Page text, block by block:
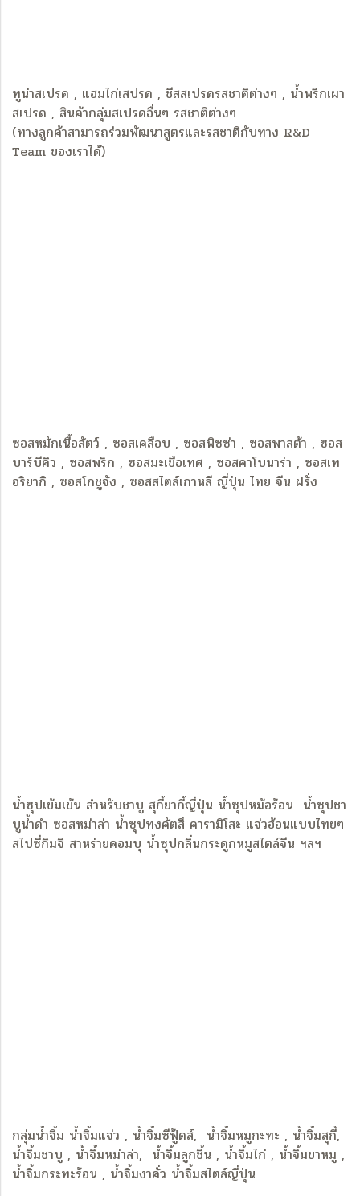
ทูน่าสเปรด , แฮมไก่เสปรด , ชีสสเปรดรสชาติต่างๆ , น้ำพริกเผา
สเปรด , สินค้ากลุ่มสเปรดอื่นๆ รสชาติต่างๆ
(ทางลูกค้าสามารถร่วมพัฒนาสูตรและรสชาติกับทาง R&D
Team ของเราได้)
ซอสหมักเนื้อสัตว์ , ซอสเคลือบ , ซอสพิซซ่า , ซอสพาสต้า , ซอส
บาร์บีคิว , ซอสพริก , ซอสมะเขือเทศ , ซอสคาโบนาร่า , ซอสเท
อริยากิ , ซอสโกชูจัง , ซอสสไตล์เกาหลี ญี่ปุ่น ไทย จีน ฝรั่ง
น้ำซุปเข้มเข้น สำหรับชาบู สุกี้ยากี้ญี่ปุ่น น้ำซุปหม้อร้อน น้ำซุปชา
บูน้ำดำ ซอสหม่าล่า น้ำซุปทงคัตสึ คารามิโสะ แจ่วฮ้อนแบบไทยๆ
สไปซี่กิมจิ สาหร่ายคอมบุ น้ำซุปกลิ่นกระดูกหมูสไตล์จีน ฯลฯ
กลุ่มน้ำจิ้ม น้ำจิ้มแจ่ว , น้ำจิ้มซีฟู้ดส์, น้ำจิ้มหมูกะทะ , น้ำจิ้มสุกี้,
น้ำจิ้มชาบู , น้ำจิ้มหม่าล่า, น้ำจิ้มลูกชิ้น , น้ำจิ้มไก่ , น้ำจิ้มขาหมู ,
น้ำจิ้มกระทะร้อน , น้ำจิ้มงาคั่ว น้ำจิ้มสไตล์ญี่ปุ่น